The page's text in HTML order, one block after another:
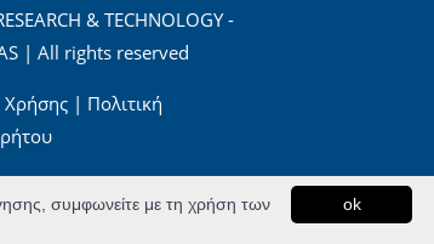
& TECHNOLOGY -
| All rights reserved
Χρήσης| Πολιτική
ok
συμφωνείτε με τη χρήση των